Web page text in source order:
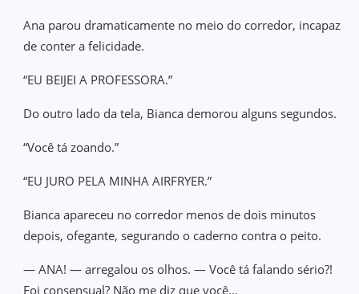
Ana parou dramaticamente no meio do corredor, incapaz
de conter a felicidade.
“EU BEIJEI A PROFESSORA.”
Do outro lado da tela, Bianca demorou alguns segundos.
“Você tá zoando.”
“EU JURO PELA MINHA AIRFRYER.”
Bianca apareceu no corredor menos de dois minutos
depois, ofegante, segurando o caderno contra o peito.
— ANA! — arregalou os olhos. — Você tá falando sério?!
Foi consensual? Não me diz que você…